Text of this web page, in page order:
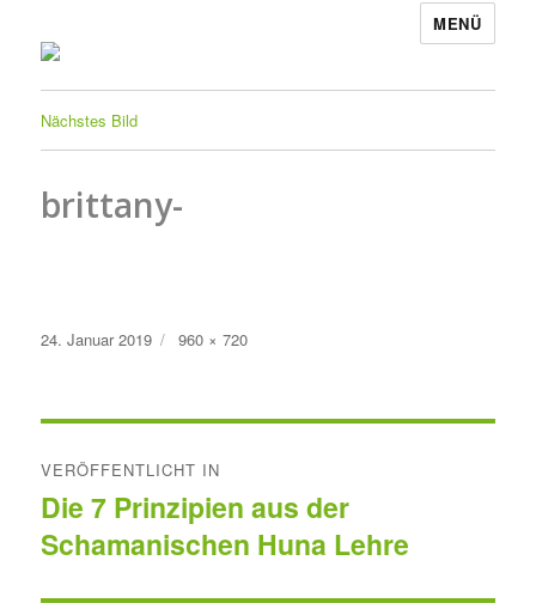
MENÜ
Nächstes Bild
brittany-
Veröffentlicht
24. Januar 2019 Originalgröße
960 × 720
VERÖFFENTLICHT IN
Die 7 Prinzipien aus der
Schamanischen Huna Lehre